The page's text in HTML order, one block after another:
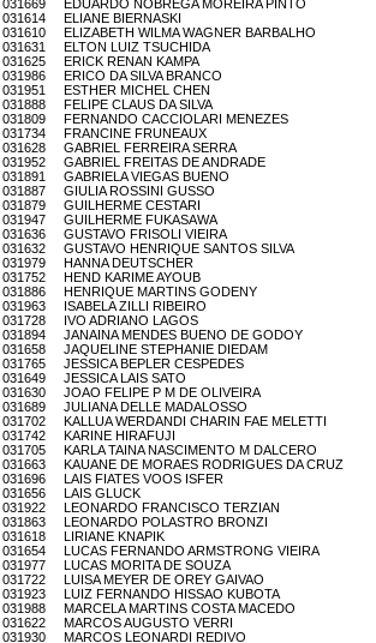
031669 EDUARDO NOBREGA MOREIRA PINTO
031614 ELIANE BIERNASKI
031610 ELIZABETH WILMA WAGNER BARBALHO
031631 ELTON LUIZ TSUCHIDA
031625 ERICK RENAN KAMPA
031986 ERICO DA SILVA BRANCO
031951 ESTHER MICHEL CHEN
031888 FELIPE CLAUS DA SILVA
031809 FERNANDO CACCIOLARI MENEZES
031734 FRANCINE FRUNEAUX
031628 GABRIEL FERREIRA SERRA
031952 GABRIEL FREITAS DE ANDRADE
031891 GABRIELA VIEGAS BUENO
031887 GIULIA ROSSINI GUSSO
031879 GUILHERME CESTARI
031947 GUILHERME FUKASAWA
031636 GUSTAVO FRISOLI VIEIRA
031632 GUSTAVO HENRIQUE SANTOS SILVA
031979 HANNA DEUTSCHER
031752 HEND KARIME AYOUB
031886 HENRIQUE MARTINS GODENY
031963 ISABELA ZILLI RIBEIRO
031728 IVO ADRIANO LAGOS
031894 JANAINA MENDES BUENO DE GODOY
031658 JAQUELINE STEPHANIE DIEDAM
031765 JESSICA BEPLER CESPEDES
031649 JESSICA LAIS SATO
031630 JOAO FELIPE P M DE OLIVEIRA
031689 JULIANA DELLE MADALOSSO
031702 KALLUA WERDANDI CHARIN FAE MELETTI
031742 KARINE HIRAFUJI
031705 KARLA TAINA NASCIMENTO M DALCERO
031663 KAUANE DE MORAES RODRIGUES DA CRUZ
031696 LAIS FIATES VOOS ISFER
031656 LAIS GLUCK
031922 LEONARDO FRANCISCO TERZIAN
031863 LEONARDO POLASTRO BRONZI
031618 LIRIANE KNAPIK
031654 LUCAS FERNANDO ARMSTRONG VIEIRA
031977 LUCAS MORITA DE SOUZA
031722 LUISA MEYER DE OREY GAIVAO
031923 LUIZ FERNANDO HISSAO KUBOTA
031988 MARCELA MARTINS COSTA MACEDO
031622 MARCOS AUGUSTO VERRI
031930 MARCOS LEONARDI REDIVO